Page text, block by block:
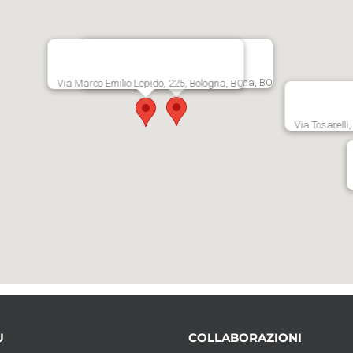
Via Persicetana Vecchia, 20, Bologna, BO
Via Marco Emilio Lepido, 225, Bologna, BO
Via
COLLABORAZIONI